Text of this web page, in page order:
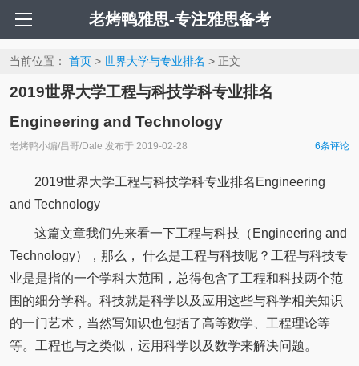
老烤鸭雅思-专注雅思备考
当前位置： 首页> 世界大学与专业排名 > 正文
2019世界大学工程与科技学科专业排名
Engineering and Technology
老烤鸭小编/昌哥/Dale 发布于 2019-02-28 6条评论
2019世界大学工程与科技学科专业排名Engineering
and Technology
这篇文章我们先来看一下工程与科技（Engineering and
Technology），那么， 什么是工程与科技呢？工程与科技专
业是是指的一个学科大范围，总得包含了工程和科技两个范
围的细分学科。科技就是科学以及应用这些与科学相关知识
的一门艺术，当然写知识也包括了高等数学、工程理论等
等。工程也与之类似，运用科学以及数学来解决问题。